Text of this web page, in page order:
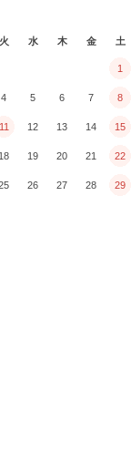
ット
ト
火 水 木 金 土
1
4 5 6 7 8
11 12 13 14 15
18 19 20 21 22
26 27 28 29